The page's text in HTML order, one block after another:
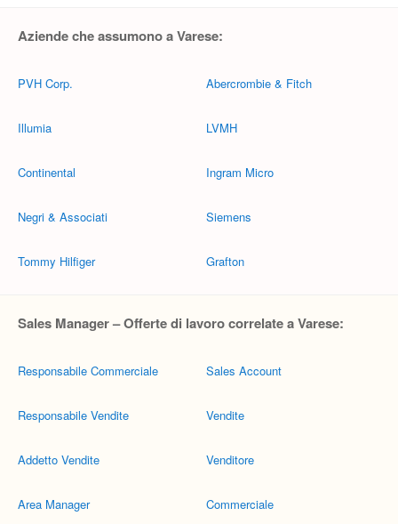
Aziende che assumono a Varese:
PVH Corp.
Illumia
Continental
Negri & Associati
Tommy Hilfiger
Abercrombie & Fitch
LVMH
Ingram Micro
Siemens
Grafton
Sales Manager – Offerte di lavoro correlate a Varese:
Responsabile Commerciale
Responsabile Vendite
Addetto Vendite
Area Manager
Sales Account
Vendite
Venditore
Commerciale